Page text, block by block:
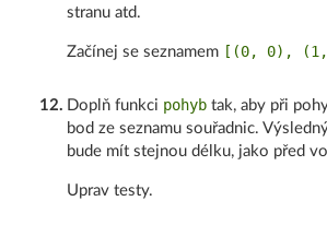
stranu atd.
Začínej se seznamem [(0, 0),
12. Doplň funkci pohyb tak, aby při
bod ze seznamu souřadnic.
bude mít stejnou délku, jako před
Uprav testy.